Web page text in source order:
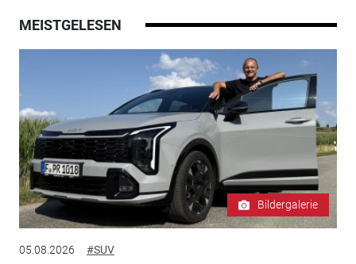
MEISTGELESEN
Bildergalerie
05.08.2026 #SUV